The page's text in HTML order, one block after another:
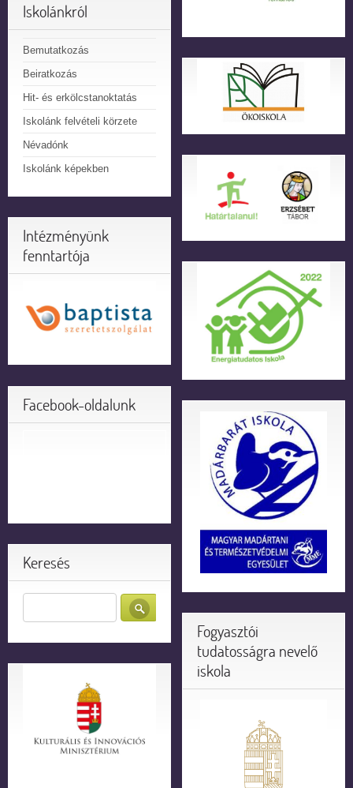
Iskolánkról
Bemutatkozás
Beiratkozás
Hit- és erkölcstanoktatás
Iskolánk felvételi körzete
Névadónk
Iskolánk képekben
Intézményünk
fenntartója
Facebook-oldalunk
Keresés
Fogyasztói
tudatosságra nevelő
iskola